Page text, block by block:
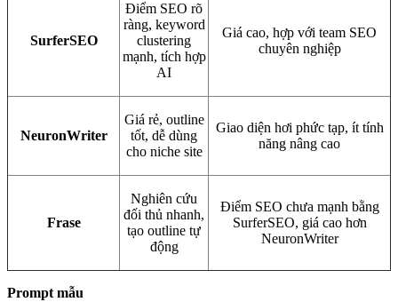
SurferSEO
Điểm SEO rõ
ràng, keyword
clustering
mạnh, tích hợp
AI
Giá cao, hợp với team SEO
chuyên nghiệp
NeuronWriter
Giá rẻ, outline
tốt, dễ dùng
cho niche site
Giao diện hơi phức tạp, ít tính
năng nâng cao
Frase
Nghiên cứu
đối thủ nhanh,
tạo outline tự
động
Điểm SEO chưa mạnh bằng
SurferSEO, giá cao hơn
NeuronWriter
Prompt mẫu